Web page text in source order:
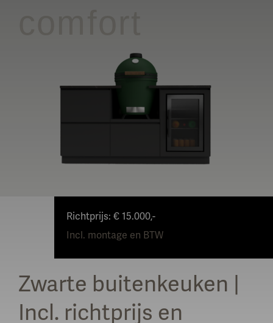
Richtprijs: € 15.000,-
Incl. montage en BTW
Zwarte buitenkeuken |
Incl. richtprijs en